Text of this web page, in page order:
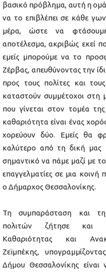
βασικό πρόβλημα, αυτή η
να το επιβλέπει σε κάθε
μέρα, ώστε να
αποτέλεσμα, ακριβώς εκεί
εμείς μπορούμε να το
Ζέρβας, απευθύνοντας την
προς τους πολίτες και
καταστούν συμμέτοχοι στη
που γίνεται στον τομέα
καθαριότητα είναι ένας
χορεύουν δύο. Εμείς θα
καλύτερο από τη δική μας
σημαντικό να πάμε μαζί με
επαγγελματίες σε μια κοινή
ο Δήμαρχος Θεσσαλονίκης.
Τη συμπαράσταση και
πολιτών ζήτησε και
Καθαριότητας και
Ζεϊμπέκης,
Δήμου Θεσσαλονίκης